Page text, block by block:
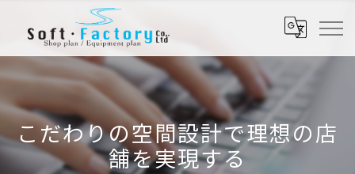
こだわりの空間設計で理想の店
舗を実現する